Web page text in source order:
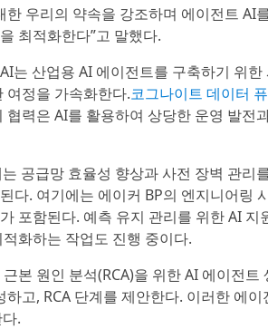
한 우리의 약속을 강조하며 에이전트
최적화한다”고 말했다.
는 산업용 AI 에이전트를 구축하기 위
여정을 가속화한다.코그나이트 데이터
협력은 AI를 활용하여 상당한 운영 발전
공급망 효율성 향상과 사전 장벽 관
다. 여기에는 에이커 BP의 엔지니어링
포함된다. 예측 유지 관리를 위한 AI
화하는 작업도 진행 중이다.
본 원인 분석(RCA)을 위한 AI 에이전
하고, RCA 단계를 제안한다. 이러한 에
.